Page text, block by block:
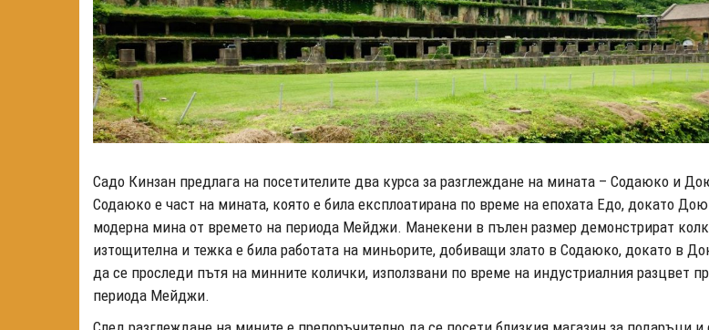
Садо Кинзан предлага на посетителите два курса за разглеждане на мината – Содаюко и
Содаюко е част на мината, която е била експлоатирана по време на епохата Едо, докато
модерна мина от времето на периода Мейджи. Манекени в пълен размер демонстрират
изтощителна и тежка е била работата на миньорите, добиващи злато в Содаюко, докато в
да се проследи пътя на минните колички, използвани по време на индустриалния разцвет
периода Мейджи.